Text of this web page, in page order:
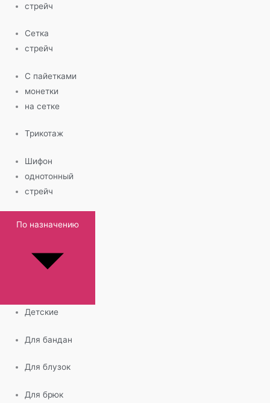
стрейч
Сетка
стрейч
С пайетками
монетки
на сетке
Трикотаж
Шифон
однотонный
стрейч
По назначению
Детские
Для бандан
Для блузок
Для брюк